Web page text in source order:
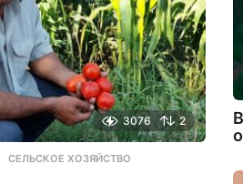
3076 2
,СЕЛЬСКОЕ ХОЗЯЙСТВО